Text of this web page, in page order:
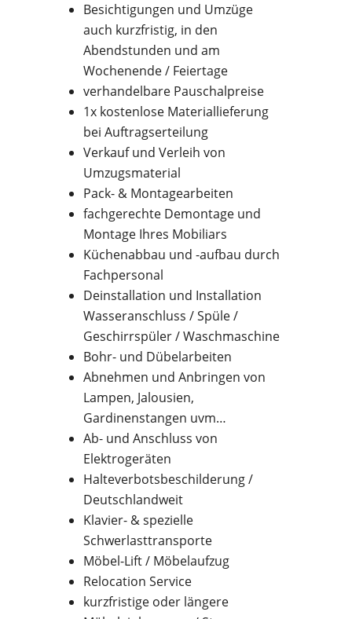
Besichtigungen und Umzüge
auch kurzfristig, in den
Abendstunden und am
Wochenende / Feiertage
verhandelbare Pauschalpreise
1x kostenlose Materiallieferung
bei Auftragserteilung
Verkauf und Verleih von
Umzugsmaterial
Pack- & Montagearbeiten
fachgerechte Demontage und
Montage Ihres Mobiliars
Küchenabbau und -aufbau durch
Fachpersonal
Deinstallation und Installation
Wasseranschluss / Spüle /
Geschirrspüler / Waschmaschine
Bohr- und Dübelarbeiten
Abnehmen und Anbringen von
Lampen, Jalousien,
Gardinenstangen uvm…
Ab- und Anschluss von
Elektrogeräten
Halteverbotsbeschilderung /
Deutschlandweit
Klavier- & spezielle
Schwerlasttransporte
Möbel-Lift / Möbelaufzug
Relocation Service
kurzfristige oder längere